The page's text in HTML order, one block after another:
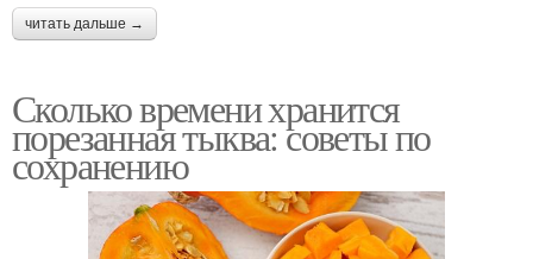
читать дальше →
Сколько времени хранится
порезанная тыква: советы по
сохранению